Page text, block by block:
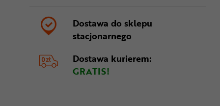
Dostawa do sklepu
stacjonarnego
Dostawa kurierem:
GRATIS!